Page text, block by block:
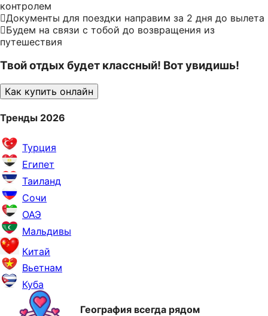
контролем
Документы для поездки направим за 2 дня до вылета
Будем на связи с тобой до возвращения из
путешествия
Твой отдых будет классный! Вот увидишь!
Как купить онлайн
Тренды 2026
Турция
Египет
Таиланд
Сочи
ОАЭ
Мальдивы
Китай
Вьетнам
Куба
География всегда рядом